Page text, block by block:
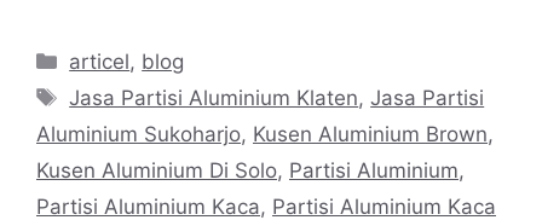
Categories
articel, blog
Tags
Jasa Partisi Aluminium Klaten,Jasa Partisi
Aluminium Sukoharjo, Kusen Aluminium Brown,
Kusen Aluminium Di Solo, Partisi Aluminium,
Partisi Aluminium Kaca, Partisi Aluminium Kaca